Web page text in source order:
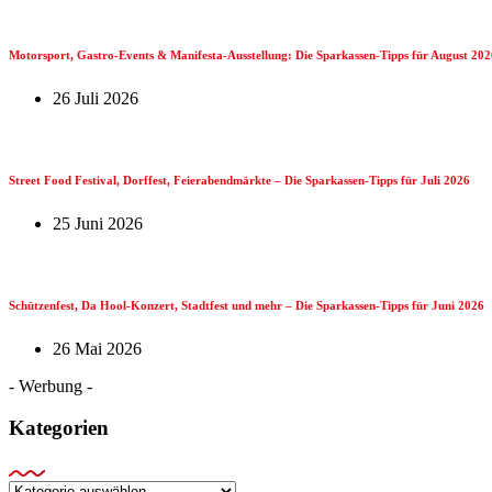
Motorsport, Gastro-Events & Manifesta-Ausstellung: Die Sparkassen-Tipps für August
26 Juli 2026
Street Food Festival, Dorffest, Feierabendmärkte – Die Sparkassen-Tipps für Juli 2026
25 Juni 2026
Schützenfest, Da Hool-Konzert, Stadtfest und mehr – Die Sparkassen-Tipps für Juni 2026
26 Mai 2026
- Werbung -
Kategorien